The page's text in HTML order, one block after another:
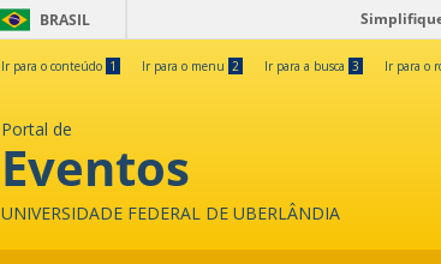
BRASIL
Ir para o conteúdo 1 Ir para o menu 2 Ir para a busca 3 Ir para o
Portal de
Eventos
UNIVERSIDADE FEDERAL DE UBERLÂNDIA